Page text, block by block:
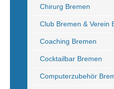
Chirurg Bremen
Club Bremen & Verein
Coaching Bremen
Cocktailbar Bremen
Computerzubehör